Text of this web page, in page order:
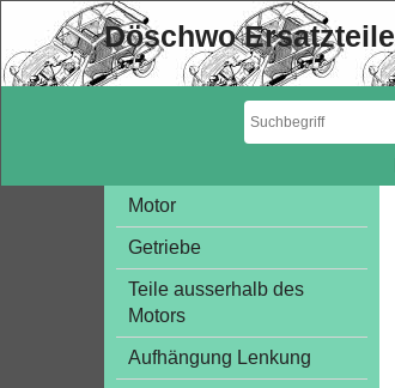
Döschwo Ersatzteile
Motor
Getriebe
Teile ausserhalb des
Motors
Aufhängung Lenkung